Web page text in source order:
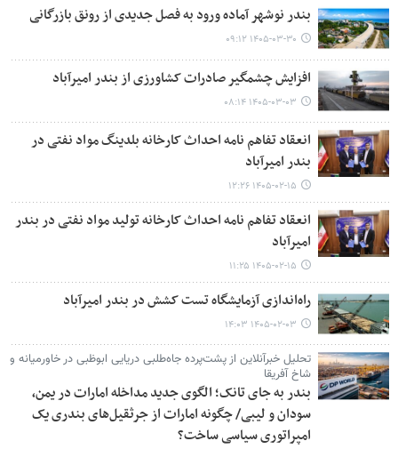
بندر نوشهر آماده ورود به فصل جدیدی از رونق بازرگانی
۱۴۰۵-۰۳-۳۰ ۰۹:۱۲
افزایش چشمگیر صادرات کشاورزی از بندر امیرآباد
۱۴۰۵-۰۳-۰۳ ۰۸:۱۴
انعقاد تفاهم نامه احداث کارخانه بلدینگ مواد نفتی در
بندر امیرآباد
۱۴۰۵-۰۲-۱۵ ۱۲:۲۶
انعقاد تفاهم نامه احداث کارخانه تولید مواد نفتی در بندر
امیرآباد
۱۴۰۵-۰۲-۱۵ ۱۱:۲۵
راه‌اندازی آزمایشگاه تست کشش در بندر امیرآباد
۱۴۰۵-۰۲-۰۳ ۱۴:۰۳
تحلیل خبرآنلاین از پشت‌پرده جاه‌طلبی دریایی ابوظبی در خاورمیانه و
شاخ آفریقا
بندر به جای تانک؛ الگوی جدید مداخله امارات در یمن،
سودان و لیبی/ چگونه امارات از جرثقیل‌های بندری یک
امپراتوری سیاسی ساخت؟